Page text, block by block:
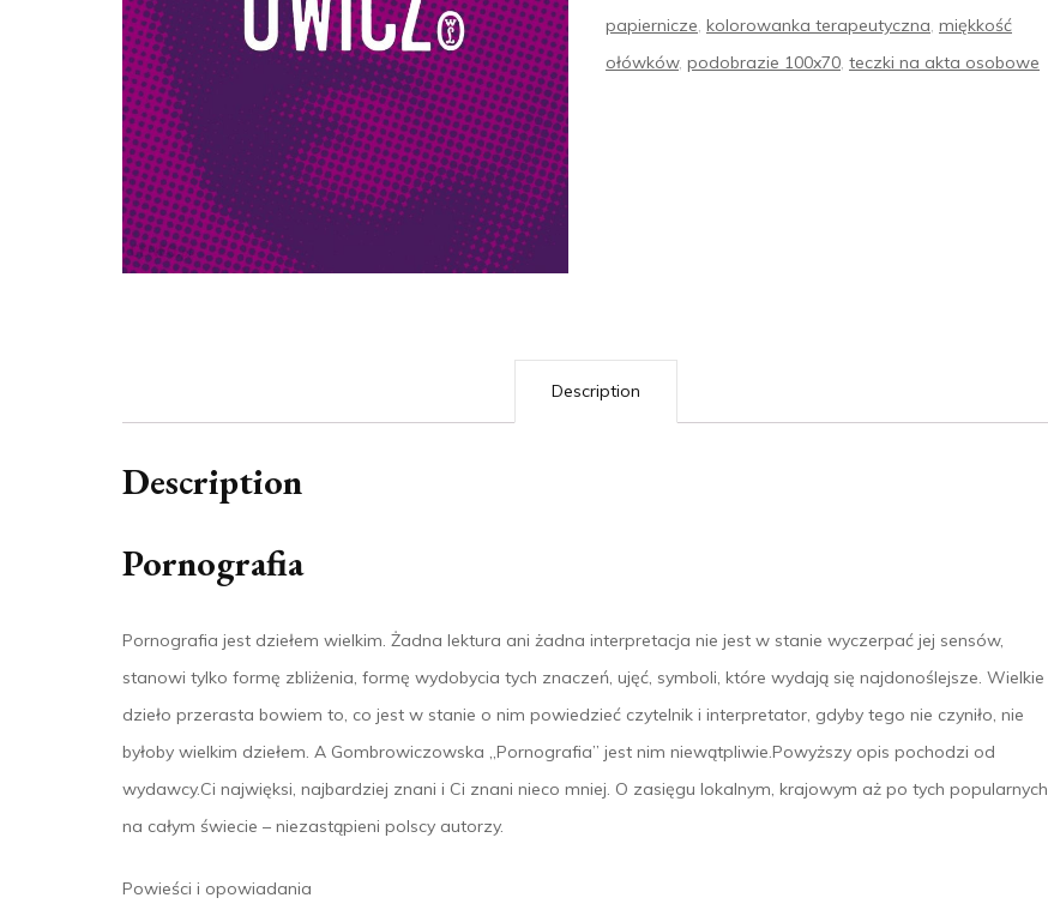
papiernicze, kolorowanka terapeutyczna, miękkość
ołówków, podobrazie 100x70, teczki na akta osobowe
Description
Description
Pornografia
Pornografia jest dziełem wielkim. Żadna lektura ani żadna interpretacja nie jest w stanie wyczerpać jej sensów,
stanowi tylko formę zbliżenia, formę wydobycia tych znaczeń, ujęć, symboli, które wydają się najdonoślejsze. Wielkie
dzieło przerasta bowiem to, co jest w stanie o nim powiedzieć czytelnik i interpretator, gdyby tego nie czyniło, nie
byłoby wielkim dziełem. A Gombrowiczowska „Pornografia” jest nim niewątpliwie.Powyższy opis pochodzi od
wydawcy.Ci najwięksi, najbardziej znani i Ci znani nieco mniej. O zasięgu lokalnym, krajowym aż po tych popularnych
na całym świecie – niezastąpieni polscy autorzy.
Powieści i opowiadania